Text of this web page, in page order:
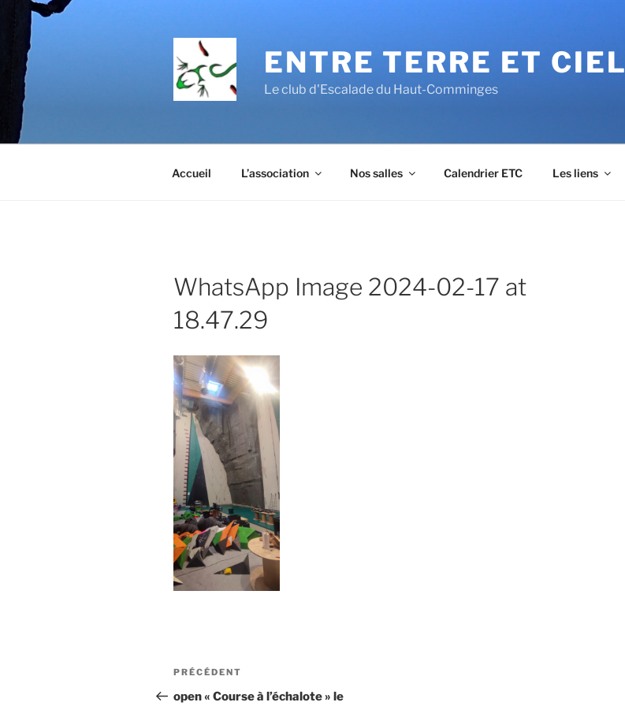
contenu
principal
ENTRE TERRE ET CIEL
Le club d'Escalade du Haut-Comminges
Accueil L’association Nos salles Calendrier ETC Les liens
WhatsApp Image 2024-02-17 at
18.47.29
Navigation
de
Article
précédent
PRÉCÉDENT
open « Course à l’échalote » le